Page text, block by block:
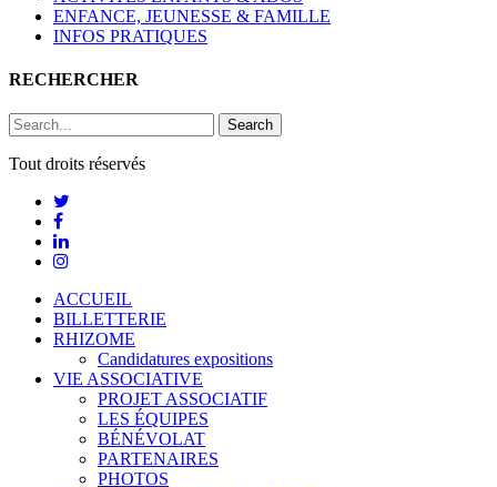
ENFANCE, JEUNESSE & FAMILLE
INFOS PRATIQUES
RECHERCHER
Search
Tout droits réservés
ACCUEIL
BILLETTERIE
RHIZOME
Candidatures expositions
VIE ASSOCIATIVE
PROJET ASSOCIATIF
LES ÉQUIPES
BÉNÉVOLAT
PARTENAIRES
PHOTOS